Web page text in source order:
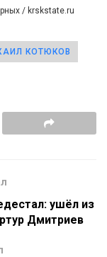
/ krskstate.ru
КОТЮКОВ
ушёл из
Дмитриев